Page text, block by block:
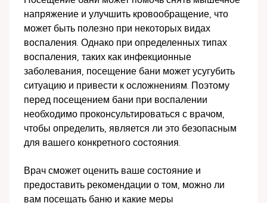
напряжение и улучшить кровообращение, что
может быть полезно при некоторых видах
воспаления. Однако при определенных типах
воспаления, таких как инфекционные
заболевания, посещение бани может усугубить
ситуацию и привести к осложнениям. Поэтому
перед посещением бани при воспалении
необходимо проконсультироваться с врачом,
чтобы определить, является ли это безопасным
для вашего конкретного состояния.
Врач сможет оценить ваше состояние и
предоставить рекомендации о том, можно ли
вам посещать баню и какие меры